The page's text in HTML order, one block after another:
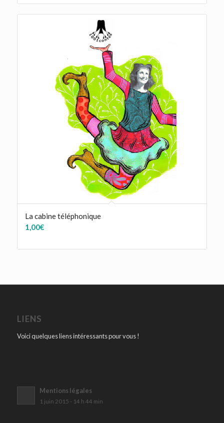
La cabine téléphonique
1,00€
LIENS
Voici quelques liens intéressants pour vous !
Mentions légales
1 juin 2015 - 14 h 44 min